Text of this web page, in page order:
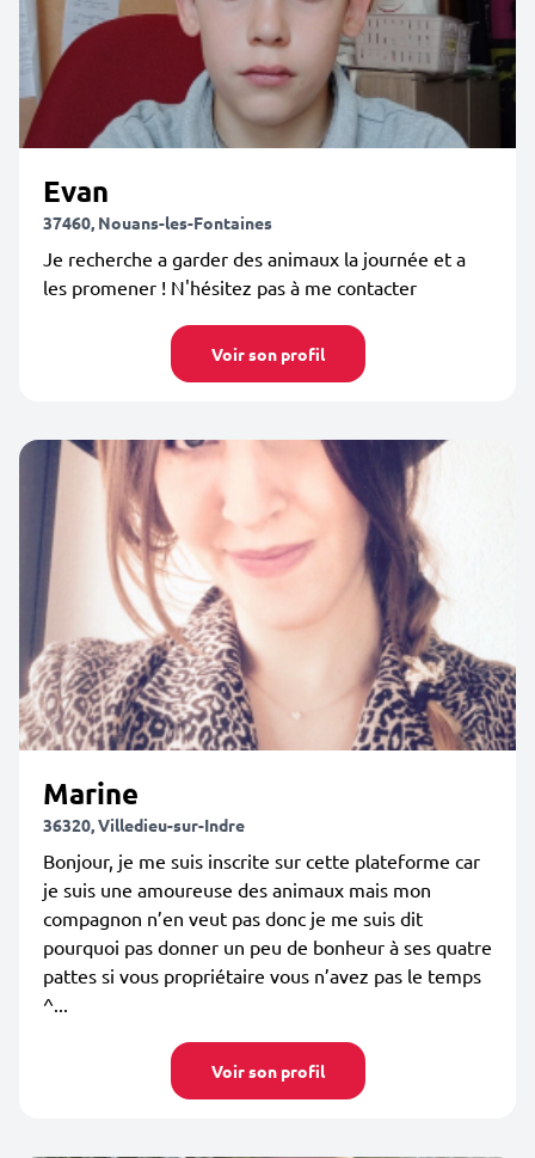
Evan
37460, Nouans-les-Fontaines
Je recherche a garder des animaux la journée et a
les promener ! N'hésitez pas à me contacter
Voir son profil
Marine
36320, Villedieu-sur-Indre
Bonjour, je me suis inscrite sur cette plateforme car
je suis une amoureuse des animaux mais mon
compagnon n’en veut pas donc je me suis dit
pourquoi pas donner un peu de bonheur à ses quatre
pattes si vous propriétaire vous n’avez pas le temps
^...
Voir son profil